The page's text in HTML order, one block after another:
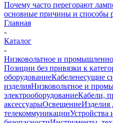
Почему часто перегорают
основные причины и способы
Главная
-
Каталог
-
Низковольтное и
Позиции без привязки к
оборудованиеКабеленесущие
изделияНизковольтное и
электрооборудованиеКабели,
аксессуарыОсвещениеИзделия
телекоммуникацииУстройства